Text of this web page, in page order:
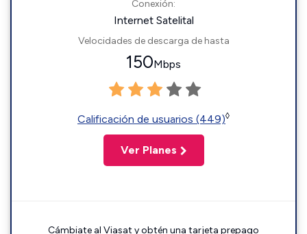
Conexión:
Internet Satelital
Velocidades de descarga de hasta
150Mbps
Calificación de usuarios (449)◊
Ver Planes
Cámbiate al Viasat y obtén una tarjeta prepago